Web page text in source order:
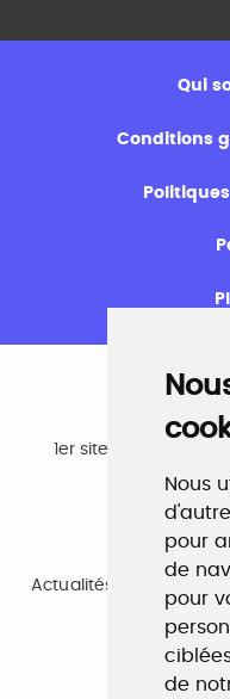
Nous
pour
de
pour
de
Qui
Conditions
1er site emploi du
Actualités, guide et